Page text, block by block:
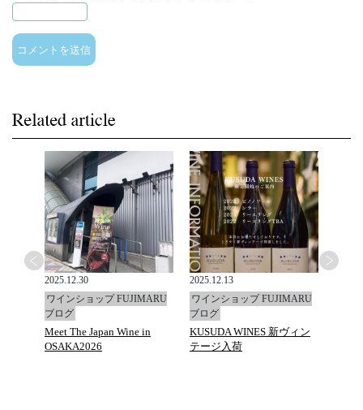
2025.12.30
ワインショップ FUJIMARU
ブログ
Meet The Japan Wine in
OSAKA2026
2025.12.13
ワインショップ FUJIMARU
ブログ
KUSUDA WINES 新ヴィン
テージ入荷